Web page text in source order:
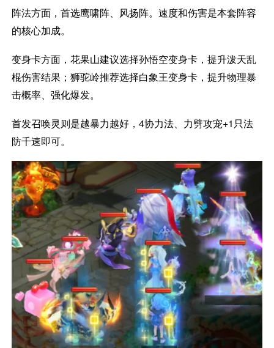
阵法方面，首选鹰啸阵、风扬阵。速度和伤害是本套阵容
的核心加成。
变身卡方面，花果山建议选择孙悟空变身卡，提升泼天乱
棍伤害结果；狮驼岭推荐选择白象王变身卡，提升物理暴
击概率、强化爆发。
首发召唤灵则是越暴力越好，4协力法、力劈攻宠+1只法
防千速即可。